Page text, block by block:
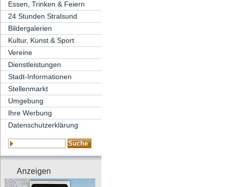
Essen, Trinken & Feiern
24 Stunden Stralsund
Bildergalerien
Kultur, Kunst & Sport
Vereine
Dienstleistungen
Stadt-Informationen
Stellenmarkt
Umgebung
Ihre Werbung
Datenschutzerklärung
Anzeigen